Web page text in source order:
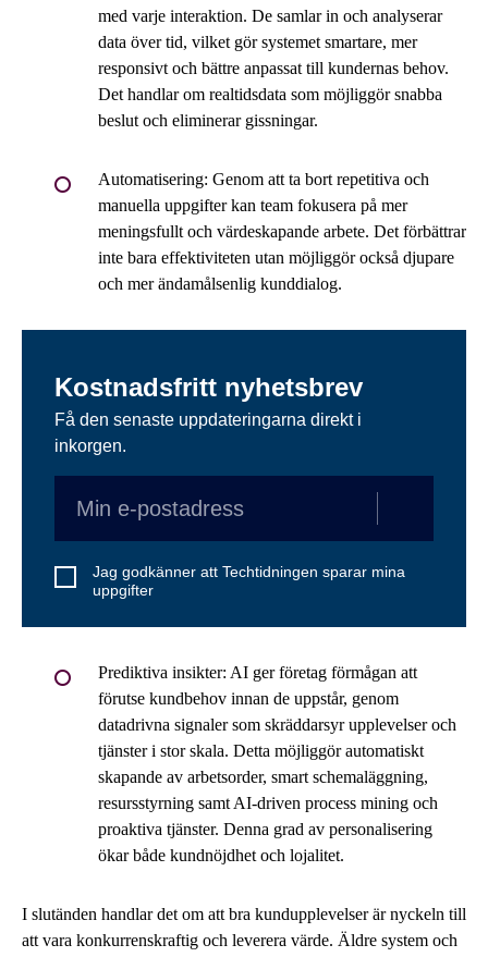
med varje interaktion. De samlar in och analyserar
data över tid, vilket gör systemet smartare, mer
responsivt och bättre anpassat till kundernas behov.
Det handlar om realtidsdata som möjliggör snabba
beslut och eliminerar gissningar.
Automatisering: Genom att ta bort repetitiva och
manuella uppgifter kan team fokusera på mer
meningsfullt och värdeskapande arbete. Det förbättrar
inte bara effektiviteten utan möjliggör också djupare
och mer ändamålsenlig kunddialog.
Kostnadsfritt nyhetsbrev
Få den senaste uppdateringarna direkt i
inkorgen.
Jag godkänner att Techtidningen sparar mina
uppgifter
Prediktiva insikter: AI ger företag förmågan att
förutse kundbehov innan de uppstår, genom
datadrivna signaler som skräddarsyr upplevelser och
tjänster i stor skala. Detta möjliggör automatiskt
skapande av arbetsorder, smart schemaläggning,
resursstyrning samt AI-driven process mining och
proaktiva tjänster. Denna grad av personalisering
ökar både kundnöjdhet och lojalitet.
I slutänden handlar det om att bra kundupplevelser är nyckeln till
att vara konkurrenskraftig och leverera värde. Äldre system och